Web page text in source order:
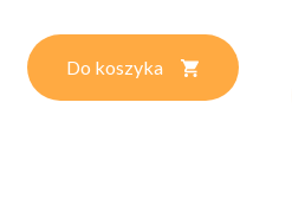
Do koszyka